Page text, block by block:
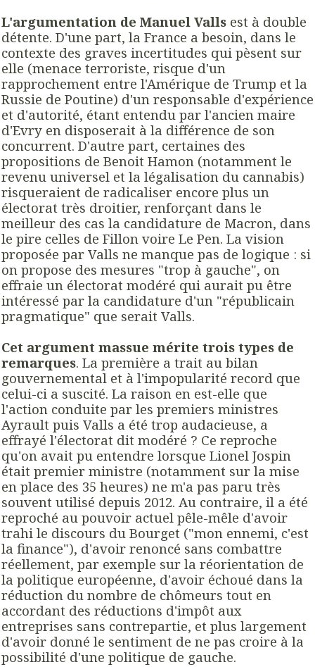
L'argumentation de Manuel Valls est à double
détente. D'une part, la France a besoin, dans le
contexte des graves incertitudes qui pèsent sur
elle (menace terroriste, risque d'un
rapprochement entre l'Amérique de Trump et la
Russie de Poutine) d'un responsable d'expérience
et d'autorité, étant entendu par l'ancien maire
d'Evry en disposerait à la différence de son
concurrent. D'autre part, certaines des
propositions de Benoit Hamon (notamment le
revenu universel et la légalisation du cannabis)
risqueraient de radicaliser encore plus un
électorat très droitier, renforçant dans le
meilleur des cas la candidature de Macron, dans
le pire celles de Fillon voire Le Pen. La vision
proposée par Valls ne manque pas de logique : si
on propose des mesures "trop à gauche", on
effraie un électorat modéré qui aurait pu être
intéressé par la candidature d'un "républicain
pragmatique" que serait Valls.
Cet argument massue mérite trois types de
remarques. La première a trait au bilan
gouvernemental et à l'impopularité record que
celui-ci a suscité. La raison en est-elle que
l'action conduite par les premiers ministres
Ayrault puis Valls a été trop audacieuse, a
effrayé l'électorat dit modéré ? Ce reproche
qu'on avait pu entendre lorsque Lionel Jospin
était premier ministre (notamment sur la mise
en place des 35 heures) ne m'a pas paru très
souvent utilisé depuis 2012. Au contraire, il a été
reproché au pouvoir actuel pêle-mêle d'avoir
trahi le discours du Bourget ("mon ennemi, c'est
la finance"), d'avoir renoncé sans combattre
réellement, par exemple sur la réorientation de
la politique européenne, d'avoir échoué dans la
réduction du nombre de chômeurs tout en
accordant des réductions d'impôt aux
entreprises sans contrepartie, et plus largement
d'avoir donné le sentiment de ne pas croire à la
possibilité d'une politique de gauche.